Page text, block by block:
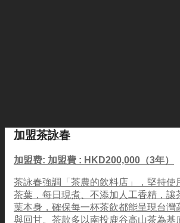
加盟茶詠春
加盟费: 加盟費 : HKD200,000（3年）
茶詠春強調「茶農的飲料店」，堅持使
茶葉，每日現煮、不添加人工香精，讓
葉本身，確保每一杯茶飲都能呈現台灣
與回甘。茶款多以南投鹿谷高山茶為基